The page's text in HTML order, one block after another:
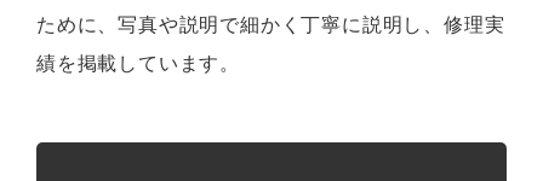
ために、写真や説明で細かく丁寧に説明し、修理実
績を掲載しています。